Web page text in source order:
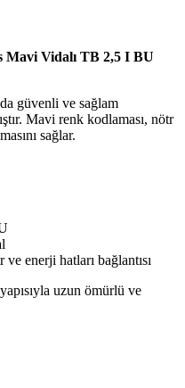
Mavi Vidalı TB 2,5 I BU
güvenli ve sağlam
Mavi renk kodlaması, nötr
sağlar.
enerji hatları bağlantısı
uzun ömürlü ve